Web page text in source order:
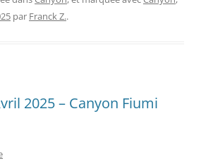
par Franck Z..
2025 – Canyon Fiumi